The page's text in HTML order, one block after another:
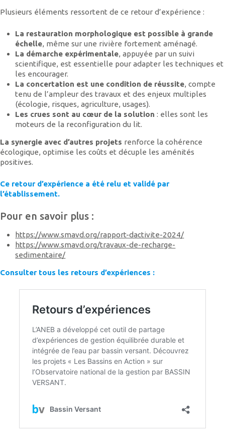
Plusieurs éléments ressortent de ce retour d’expérience :
La restauration morphologique est possible à grande
échelle, même sur une rivière fortement aménagé.
La démarche expérimentale, appuyée par un suivi
scientifique, est essentielle pour adapter les techniques et
les encourager.
La concertation est une condition de réussite, compte
tenu de l’ampleur des travaux et des enjeux multiples
(écologie, risques, agriculture, usages).
Les crues sont au cœur de la solution : elles sont les
moteurs de la reconfiguration du lit.
La synergie avec d’autres projets renforce la cohérence
écologique, optimise les coûts et décuple les aménités
positives.
Ce retour d’expérience a été relu et validé par
l’établissement.
Pour en savoir plus :
https://www.smavd.org/rapport-dactivite-2024/
https://www.smavd.org/travaux-de-recharge-
sedimentaire/
Consulter tous les retours d’expériences :